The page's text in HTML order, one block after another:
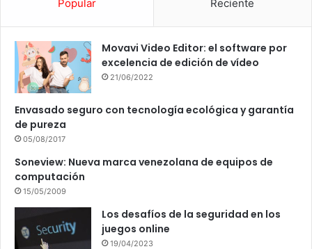
Popular Reciente
Movavi Video Editor: el software por
excelencia de edición de vídeo
21/06/2022
Envasado seguro con tecnología ecológica y garantía
de pureza
05/08/2017
Soneview: Nueva marca venezolana de equipos de
computación
15/05/2009
Los desafíos de la seguridad en los
juegos online
19/04/2023